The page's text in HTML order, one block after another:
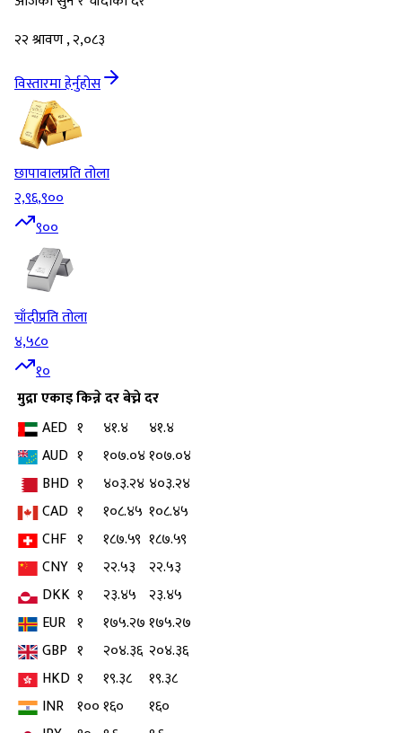
२२ श्रावण , २,०८३
विस्तारमा हेर्नुहोस
छापावालप्रति तोला
२,९६,९००
९००
चाँदीप्रति तोला
४,५८०
१०
मुद्राएकाइकिन्ने दरबेच्ने दर
AED १ ४१.४
४१.४
AUD १ १०७.०४१०७.०४
BHD १ ४०३.२४ ४०३.२४
CAD १ १०८.४५ १०८.४५
CHF १ १८७.५९ १८७.५९
CNY १ २२.५३
२२.५३
DKK १ २३.४५ २३.४५
EUR १ १७५.२७१७५.२७
GBP १ २०४.३६ २०४.३६
HKD १ १९.३८
१९.३८
INR १००१६०
१६०